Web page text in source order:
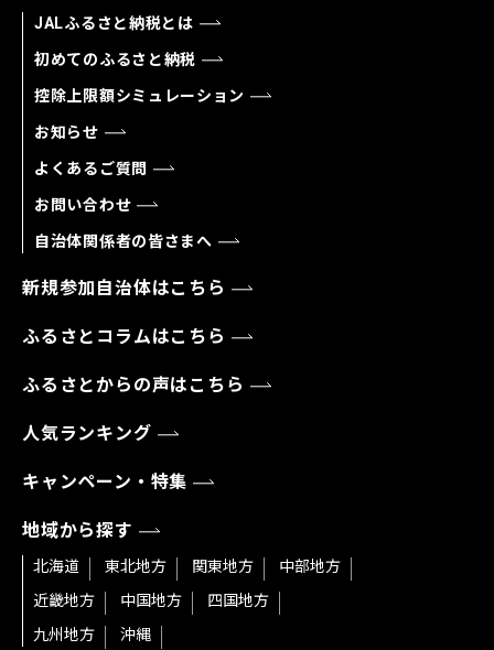
JALふるさと納税とは
初めてのふるさと納税
控除上限額シミュレーション
お知らせ
よくあるご質問
お問い合わせ
自治体関係者の皆さまへ
新規参加自治体はこちら
ふるさとコラムはこちら
ふるさとからの声はこちら
人気ランキング
キャンペーン・特集
地域から探す
北海道 東北地方 関東地方
中部地方
近畿地方
中国地方
四国地方
九州地方
沖縄